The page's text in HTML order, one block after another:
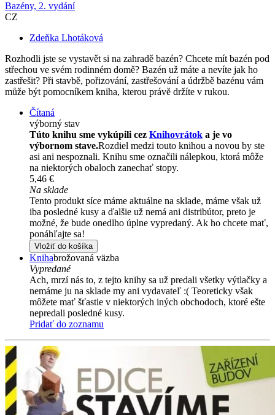
Bazény, 2. vydání
CZ
Zdeňka Lhotáková
Rozhodli jste se vystavět si na zahradě bazén? Chcete mít bazén pod
střechou ve svém rodinném domě? Bazén už máte a nevíte jak ho
zastřešit? Při stavbě, pořizování, zastřešování a údržbě bazénu vám
může být pomocníkem kniha, kterou právě držíte v rukou.
Čítaná
výborný stav
Túto knihu sme vykúpili cez Knihovrátok a je vo
výbornom stave.Rozdiel medzi touto knihou a novou by ste
asi ani nespoznali. Knihu sme označili nálepkou, ktorá môže
na niektorých obaloch zanechať stopy.
5,46 €
Na sklade
Tento produkt síce máme aktuálne na sklade, máme však už
iba posledné kusy a ďalšie už nemá ani distribútor, preto je
možné, že bude onedlho úplne vypredaný. Ak ho chcete mať,
ponáhľajte sa!
Vložiť do košíka
Knihabrožovaná väzba
Vypredané
Ach, mrzí nás to, z tejto knihy sa už predali všetky výtlačky a
nemáme ju na sklade my ani vydavateľ :( Teoreticky však
môžete mať šťastie v niektorých iných obchodoch, ktoré ešte
nepredali posledné kusy.
Pridať do zoznamu